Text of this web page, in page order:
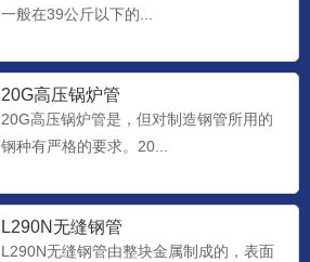
一般在39公斤以下的...
20G高压锅炉管
20G高压锅炉管是，但对制造钢管所用的
钢种有严格的要求。20...
L290N无缝钢管
L290N无缝钢管由整块金属制成的，表面